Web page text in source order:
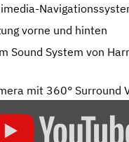
vorne und hinten
Sound System von
mit 360° Surround